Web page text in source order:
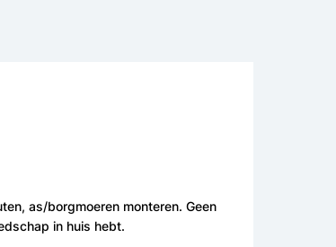
as/borgmoeren monteren. Geen
in huis hebt.